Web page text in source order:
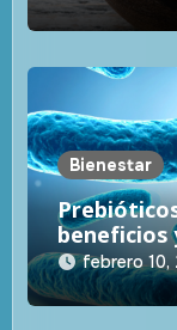
Bienestar
beneficios
salud
febrero 10,